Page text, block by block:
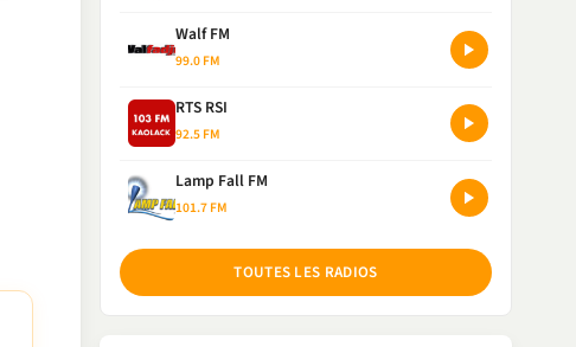
Walf FM
99.0 FM
RTS RSI
92.5 FM
Lamp Fall FM
101.7 FM
TOUTES LES RADIOS